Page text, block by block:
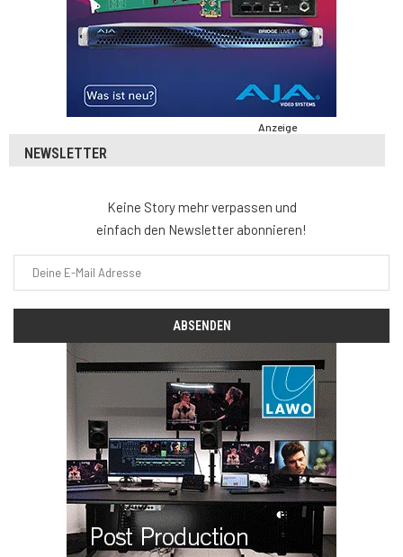
Anzeige
NEWSLETTER
Keine Story mehr verpassen und
einfach den Newsletter abonnieren!